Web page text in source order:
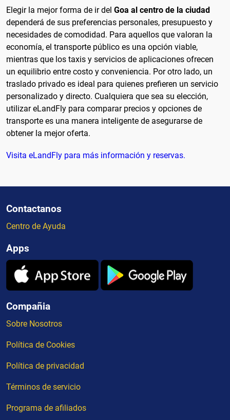
Elegir la mejor forma de ir del Goa al centro de la ciudad
dependerá de sus preferencias personales, presupuesto y
necesidades de comodidad. Para aquellos que valoran la
economía, el transporte público es una opción viable,
mientras que los taxis y servicios de aplicaciones ofrecen
un equilibrio entre costo y conveniencia. Por otro lado, un
traslado privado es ideal para quienes prefieren un servicio
personalizado y directo. Cualquiera que sea su elección,
utilizar eLandFly para comparar precios y opciones de
transporte es una manera inteligente de asegurarse de
obtener la mejor oferta.
Visita eLandFly para más información y reservas.
Contactanos
Centro de Ayuda
Apps
Compañia
Sobre Nosotros
Política de Cookies
Política de privacidad
Términos de servicio
Programa de afiliados